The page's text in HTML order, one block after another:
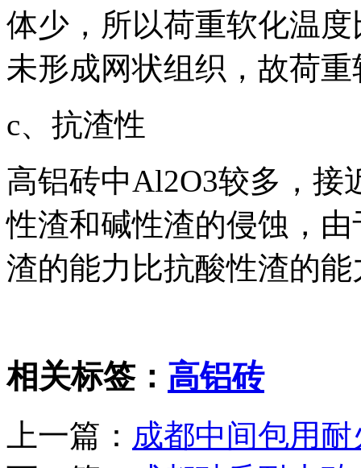
体少，所以荷重软化温
未形成网状组织，故荷
c、抗渣性
高铝砖中Al2O3较多，接
性渣和碱性渣的侵蚀，
渣的能力比抗酸性渣的
相关标签： 高铝砖
上一篇： 成都中间包用